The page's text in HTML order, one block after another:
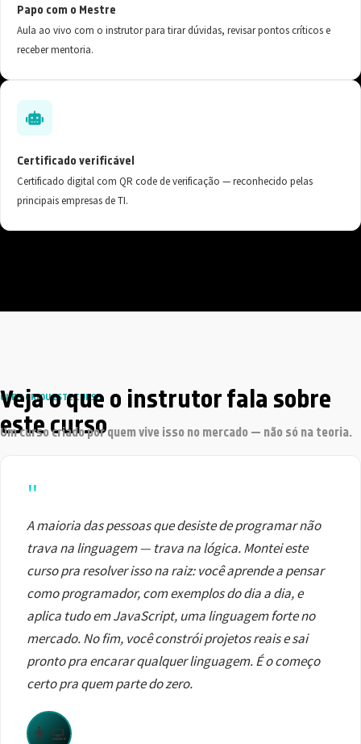
Papo com o Mestre
Aula ao vivo com o instrutor para tirar dúvidas, revisar pontos críticos e
receber mentoria.
Certificado verificável
Certificado digital com QR code de verificação — reconhecido pelas
principais empresas de TI.
QUEM CRIOU ESTE CURSO
Veja o que o instrutor fala sobre
este curso
Um curso criado por quem vive isso no mercado — não só na teoria.
"
A maioria das pessoas que desiste de programar não
trava na linguagem — trava na lógica. Montei este
curso pra resolver isso na raiz: você aprende a pensar
como programador, com exemplos do dia a dia, e
aplica tudo em JavaScript, uma linguagem forte no
mercado. No fim, você constrói projetos reais e sai
pronto pra encarar qualquer linguagem. É o começo
certo pra quem parte do zero.
👨‍💻